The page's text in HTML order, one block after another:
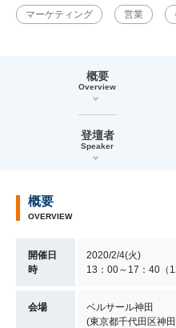
マーケティング 営業
概要
Overview
登壇者
Speaker
概要
OVERVIEW
開催日
時
2020/2/4(火)
13：00～17：40（
会場
ベルサール神田
(東京都千代田区神